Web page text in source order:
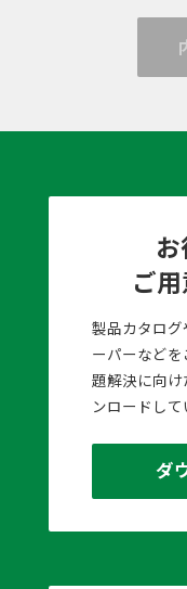
ご
製品カタロ
ーパーなど
題解決に向
ンロードして
ダ